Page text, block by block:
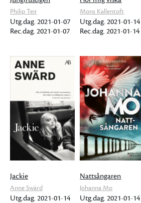
Philip Teir
Utg.dag. 2021-01-07
Rec.dag. 2021-01-07
Mons Kallentoft
Utg.dag. 2021-01-14
Rec.dag. 2021-01-14
Jackie
Anne Swärd
Utg.dag. 2021-01-14
Nattsångaren
Johanna Mo
Utg.dag. 2021-01-14